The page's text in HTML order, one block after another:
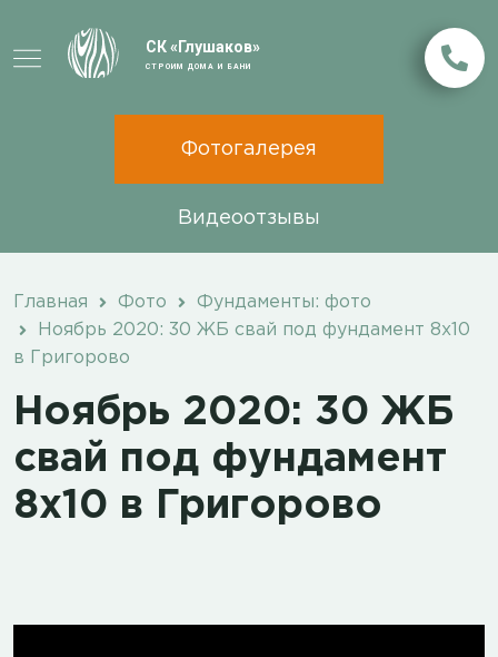
СК «Глушаков»
СТРОИМ ДОМА И БАНИ
Фотогалерея
Видеоотзывы
Главная Фото
Фундаменты: фото
Ноябрь 2020: 30 ЖБ свай под фундамент 8х10
в Григорово
Ноябрь 2020: 30 ЖБ
свай под фундамент
8х10 в Григорово